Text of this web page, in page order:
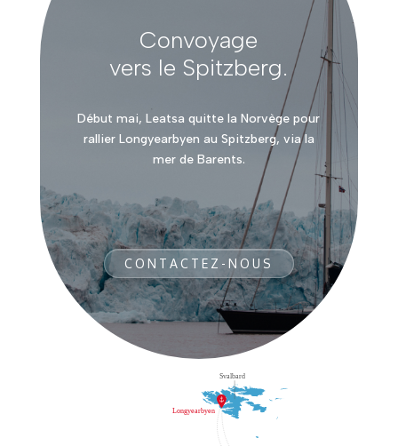
Convoyage
vers le Spitzberg.
Début mai, Leatsa quitte la Norvège pour
rallier Longyearbyen au Spitzberg, via la
mer de Barents.
CONTACTEZ-NOUS